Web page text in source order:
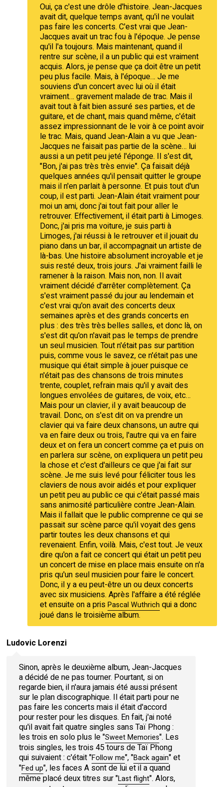
Oui, ça c'est une drôle d'histoire. Jean-Jacques
avait dit, quelque temps avant, qu'il ne voulait
pas faire les concerts. C'est vrai que Jean-
Jacques avait un trac fou à l'époque. Je pense
qu'il l'a toujours. Mais maintenant, quand il
rentre sur scène, il a un public qui est vraiment
acquis. Alors, je pense que ça doit être un petit
peu plus facile. Mais, à l'époque… Je me
souviens d'un concert avec lui où il était
vraiment… gravement malade de trac. Mais il
avait tout à fait bien assuré ses parties, et de
guitare, et de chant, mais quand même, c'était
assez impressionnant de le voir à ce point avoir
le trac. Mais, quand Jean-Alain a vu que Jean-
Jacques ne faisait pas partie de la scène… lui
aussi a un petit peu jeté l'éponge. Il s'est dit,
"Bon, j'ai pas très très envie". Ça faisait déjà
quelques années qu'il pensait quitter le groupe
mais il n'en parlait à personne. Et puis tout d'un
coup, il est parti. Jean-Alain était vraiment pour
moi un ami, donc j'ai tout fait pour aller le
retrouver. Effectivement, il était parti à Limoges.
Donc, j'ai pris ma voiture, je suis parti à
Limoges, j'ai réussi à le retrouver et il jouait du
piano dans un bar, il accompagnait un artiste de
là-bas. Une histoire absolument incroyable et je
suis resté deux, trois jours. J'ai vraiment failli le
ramener à la raison. Mais non, non. Il avait
vraiment décidé d'arrêter complètement. Ça
s'est vraiment passé du jour au lendemain et
c'est vrai qu'on avait des concerts deux
semaines après et des grands concerts en
plus : des très très belles salles, et donc là, on
s'est dit qu'on n'avait pas le temps de prendre
un seul musicien. Tout n'était pas sur partition
puis, comme vous le savez, ce n'était pas une
musique qui était simple à jouer puisque ce
n'était pas des chansons de trois minutes
trente, couplet, refrain mais qu'il y avait des
longues envolées de guitares, de voix, etc…
Mais pour un clavier, il y avait beaucoup de
travail. Donc, on s'est dit on va prendre un
clavier qui va faire deux chansons, un autre qui
va en faire deux ou trois, l'autre qui va en faire
deux et on fera un concert comme ça et puis on
en parlera sur scène, on expliquera un petit peu
la chose et c'est d'ailleurs ce que j'ai fait sur
scène. Je me suis levé pour féliciter tous les
claviers de nous avoir aidés et pour expliquer
un petit peu au public ce qui c'était passé mais
sans animosité particulière contre Jean-Alain.
Mais il fallait que le public comprenne ce qui se
passait sur scène parce qu'il voyait des gens
partir toutes les deux chansons et qui
revenaient. Enfin, voilà. Mais, c'est tout. Je veux
dire qu'on a fait ce concert qui était un petit peu
un concert de mise en place mais ensuite on n'a
pris qu'un seul musicien pour faire le concert.
Donc, il y a eu peut-être un ou deux concerts
avec six musiciens. Après l'affaire a été réglée
et ensuite on a prisPascal Wuthrich qui a donc
joué dans le troisième album.
Ludovic Lorenzi
Sinon, après le deuxième album, Jean-Jacques
a décidé de ne pas tourner. Pourtant, si on
regarde bien, il n'aura jamais été aussi présent
sur le plan discographique. Il était parti pour ne
pas faire les concerts mais il était d'accord
pour rester pour les disques. En fait, j'ai noté
qu'il avait fait quatre singles sans Taï Phong :
les trois en solo plus le "Sweet Memories". Les
trois singles, les trois 45 tours de Taï Phong
qui suivaient : c'était "Follow me", "Back again" et
"Fed up", les faces A sont de lui et il a quand
même placé deux titres sur "Last flight". Alors,